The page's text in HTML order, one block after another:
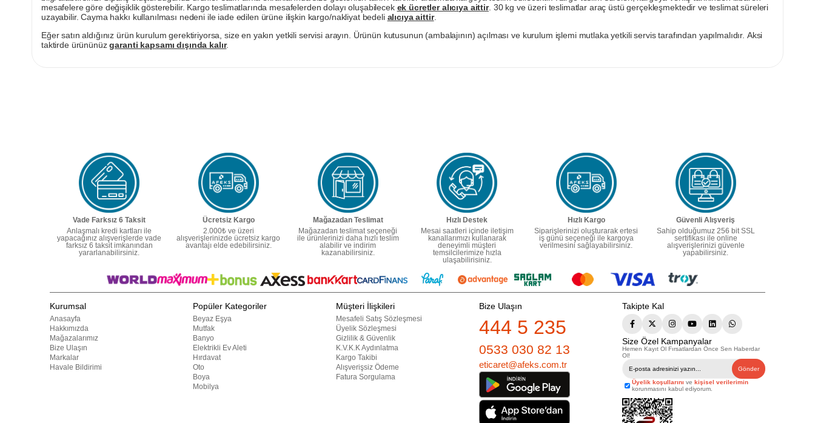
mesafelere göre değişiklik gösterebilir. Kargo teslimatlarında mesafelerden dolayı oluşabilecek ek ücretler alıcıya aittir. 30 kg ve üzeri teslimatlar araç üstü gerçekleşmektedir ve teslimat süreleri
uzayabilir. Cayma hakkı kullanılması nedeni ile iade edilen ürüne ilişkin kargo/nakliyat bedeli alıcıya aittir.
Eğer satın aldığınız ürün kurulum gerektiriyorsa, size en yakın yetkili servisi arayın. Ürünün kutusunun (ambalajının) açılması ve kurulum işlemi mutlaka yetkili servis tarafından yapılmalıdır. Aksi
taktirde ürününüzgaranti kapsamı dışında kalır.
Vade Farksız 6 Taksit
Anlaşmalı kredi kartları ile
yapacağınız alışverişlerde vade
farksız 6 taksit imkanından
yararlanabilirsiniz.
Ücretsiz Kargo
2.000₺ ve üzeri
alışverişlerinizde ücretsiz kargo
avantajı elde edebilirsiniz.
Mağazadan Teslimat
Mağazadan teslimat seçeneği
ile ürünlerinizi daha hızlı teslim
alabilir ve indirim
kazanabilirsiniz.
Hızlı Destek
Mesai saatleri içinde iletişim
kanallarımızı kullanarak
deneyimli müşteri
temsilcilerimize hızla
ulaşabilirisiniz.
Hızlı Kargo
Siparişlerinizi oluşturarak ertesi
iş günü seçeneği ile kargoya
verilmesini sağlayabilirsiniz.
Güvenli Alışveriş
Sahip olduğumuz 256 bit SSL
sertifikası ile online
alışverişlerinizi güvenle
yapabilirsiniz.
Kurumsal
Anasayfa
Hakkımızda
Mağazalarımız
Bize Ulaşın
Markalar
Havale Bildirimi
Popüler Kategoriler
Beyaz Eşya
Mutfak
Banyo
Elektrikli Ev Aleti
Hırdavat
Oto
Boya
Mobilya
Müşteri İlişkileri
Mesafeli Satış Sözleşmesi
Üyelik Sözleşmesi
Gizlilik & Güvenlik
K.V.K.K Aydınlatma
Kargo Takibi
Alışverişsiz Ödeme
Fatura Sorgulama
Bize Ulaşın
444 5 235
0533 030 82 13
eticaret@afeks.com.tr
Takipte Kal
Size Özel Kampanyalar
Hemen Kayıt Ol Fırsatlardan Önce Sen Haberdar
Ol!
Gönder
Üyelik koşullarını ve kişisel verilerimin
korunmasını kabul ediyorum.